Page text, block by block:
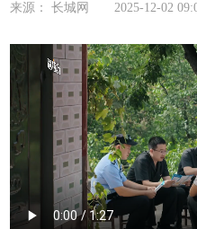
来源： 长城网 2025-12-02